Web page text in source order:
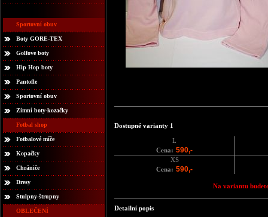
Sportovní obuv
Boty GORE-TEX
Golfove boty
Hip Hop boty
Pantofle
Sportovní obuv
Zimní boty-kozačky
Fotbal shop
Fotbalové míče
Kopačky
Chrániče
Dresy
Stulpny-štrupny
OBLEČENÍ
Dostupné varianty 1
L
Cena: 590,-
XS
Cena: 590,-
Na variantu
Detailní popis